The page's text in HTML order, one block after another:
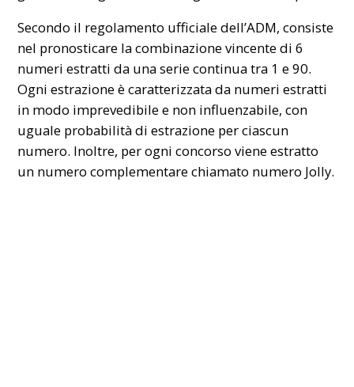
Secondo il regolamento ufficiale dell’ADM, consiste
nel pronosticare la combinazione vincente di 6
numeri estratti da una serie continua tra 1 e 90.
Ogni estrazione è caratterizzata da numeri estratti
in modo imprevedibile e non influenzabile, con
uguale probabilità di estrazione per ciascun
numero. Inoltre, per ogni concorso viene estratto
un numero complementare chiamato numero Jolly.